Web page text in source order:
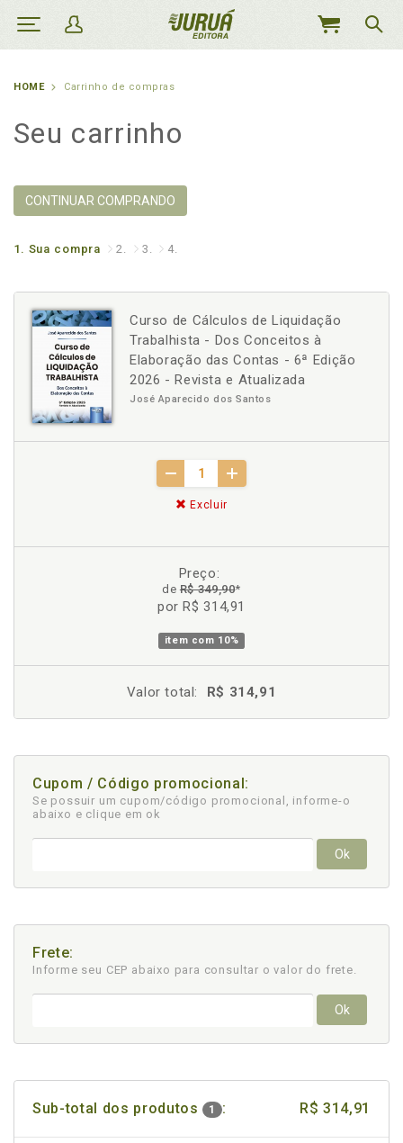
MEU
HOME Carrinho de compras
Seu carrinho
CONTINUAR COMPRANDO
1. Sua compra 2. 3. 4.
Curso de Cálculos de Liquidação
Trabalhista - Dos Conceitos à
Elaboração das Contas - 6ª Edição
2026 - Revista e Atualizada
José Aparecido dos Santos
Excluir
Preço:
deR$ 349,90*
por R$ 314,91
item com 10%
Valor total: R$ 314,91
Cupom / Código promocional:
Se possuir um cupom/código promocional, informe-o
abaixo e clique em ok
Ok
Frete:
Informe seu CEP abaixo para consultar o valor do frete.
Ok
Sub-total dos produtos 1 : R$ 314,91